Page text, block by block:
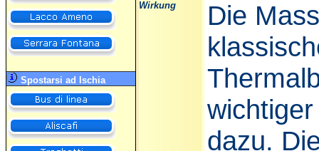
Spostarsi ad Ischia
Wirkung
Die
dazu.